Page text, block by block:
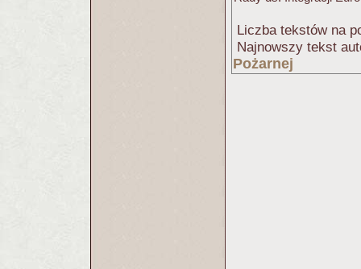
Liczba tekstów na
Najnowszy tekst
Pożarnej